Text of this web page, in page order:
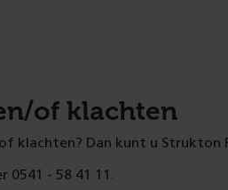
of klachten
klachten? Dan kunt u Strukton
- 58 41 11.